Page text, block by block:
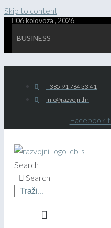
Skip to content
06 kolovoza , 2026
BUSINESS
+385 91 764 33 41
info@razvojni.hr
Facebook-f
Search
Search